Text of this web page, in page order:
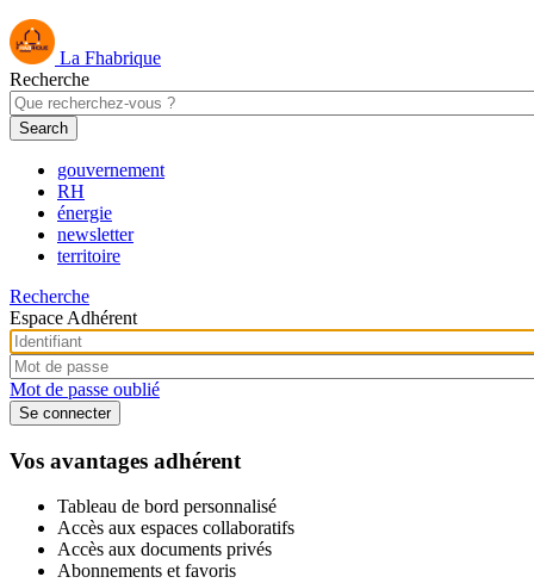
La Fhabrique
Recherche
gouvernement
RH
énergie
newsletter
territoire
Recherche
Espace Adhérent
Mot de passe oublié
Vos avantages adhérent
Tableau de bord personnalisé
Accès aux espaces collaboratifs
Accès aux documents privés
Abonnements et favoris